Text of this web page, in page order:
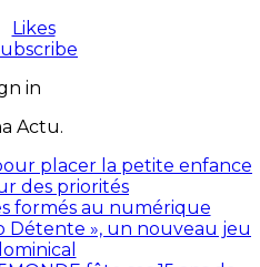
Likes
in
Actu.
placer la petite enfance
des priorités
formés au numérique
Détente », un nouveau jeu